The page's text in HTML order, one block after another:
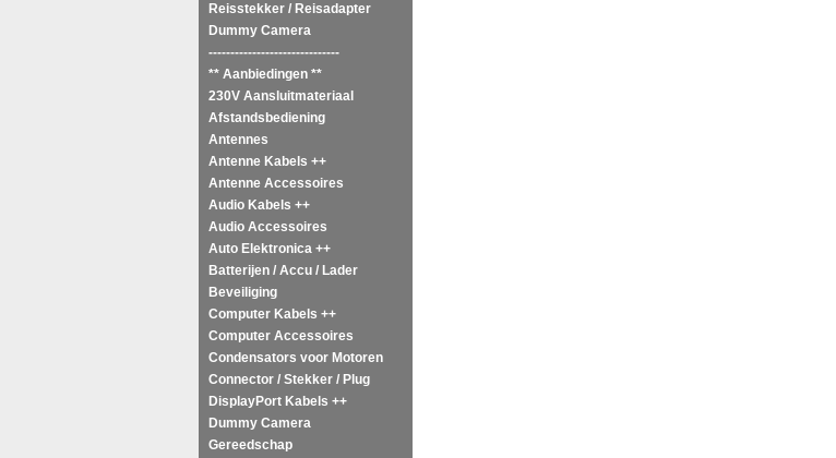
Reisstekker / Reisadapter
Dummy Camera
------------------------------
** Aanbiedingen **
230V Aansluitmateriaal
Afstandsbediening
Antennes
Antenne Kabels ++
Antenne Accessoires
Audio Kabels ++
Audio Accessoires
Auto Elektronica ++
Batterijen / Accu / Lader
Beveiliging
Computer Kabels ++
Computer Accessoires
Condensators voor Motoren
Connector / Stekker / Plug
DisplayPort Kabels ++
Dummy Camera
Gereedschap